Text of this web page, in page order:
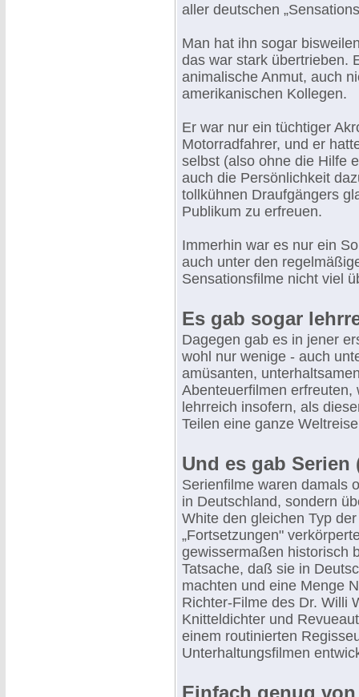
aller deutschen
Man hat ihn sogar
das war stark übertrieben.
animalische Anmut, auch
amerikanischen Kollegen.
Er war nur ein tüchtiger
Motorradfahrer, und er
selbst (also ohne die Hilfe
auch die Persönlichkeit
tollkühnen Draufgängers
Publikum zu erfreuen.
Immerhin war es nur ein
auch unter den
Sensationsfilme nicht viel
Es gab sogar
Dagegen gab es in jener
wohl nur wenige - auch
amüsanten,
Abenteuerfilmen erfreuten,
lehrreich insofern, als
Teilen eine ganze
Und es gab Serien
Serienfilme waren damals
in Deutschland, sondern
White den gleichen Typ
„Fortsetzungen"
gewissermaßen historisch
Tatsache, daß sie in
machten und eine Menge
Richter-Filme des Dr. Willi
Knitteldichter und
einem routinierten
Unterhaltungsfilmen
Einfach genug